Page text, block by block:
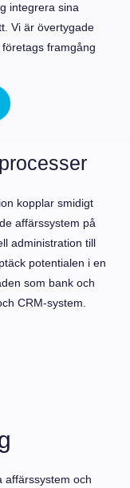
integrera sina
Vi är övertygade
framgång
kopplar smidigt
affärssystem på
administration till
potentialen i en
som bank och
CRM-system.
affärssystem och